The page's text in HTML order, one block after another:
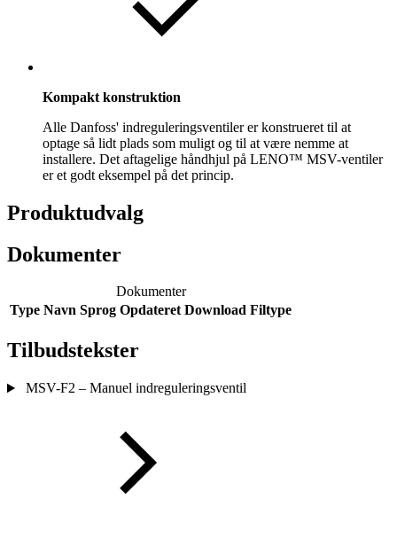
Kompakt konstruktion
Alle Danfoss' indreguleringsventiler er konstrueret til at
optage så lidt plads som muligt og til at være nemme at
installere. Det aftagelige håndhjul på LENO™ MSV-ventiler
er et godt eksempel på det princip.
Produktudvalg
Dokumenter
Dokumenter
Type Navn Sprog Opdateret Download Filtype
Tilbudstekster
MSV-F2 – Manuel indreguleringsventil